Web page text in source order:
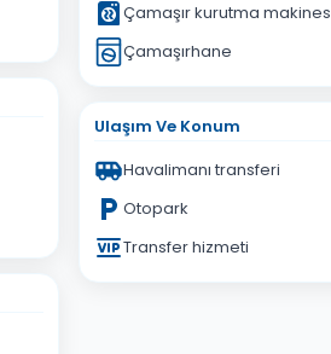
Çamaşır kurutma
Çamaşırhane
Ulaşım Ve Konum
Havalimanı transferi
Otopark
Transfer hizmeti